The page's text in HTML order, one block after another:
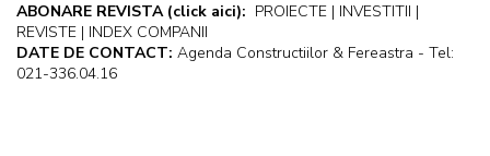
ABONARE REVISTA (click aici): PROIECTE | INVESTITII |
REVISTE | INDEX COMPANII
DATE DE CONTACT: Agenda Constructiilor & Fereastra - Tel:
021-336.04.16